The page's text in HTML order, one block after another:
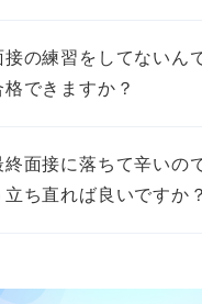
接の練習をしてないん
格できますか？
終面接に落ちて辛いの
立ち直れば良いですか？